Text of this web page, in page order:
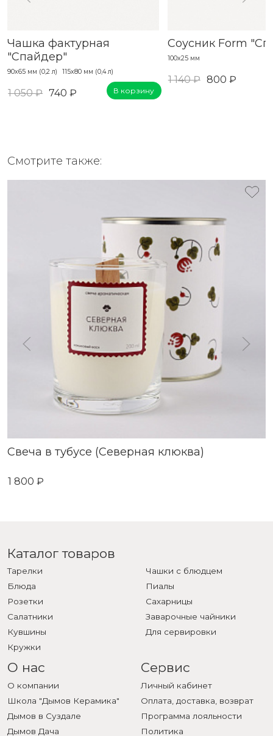
Чашка фактурная
"Спайдер"
90х65 мм (0,2 л) 115х80 мм (0,4 л)
1 050 ₽ 740 ₽ В корзину
Соусник Form
100х25 мм
1 140 ₽ 800 ₽
Смотрите также:
Свеча в тубусе (Северная клюква)
1 800 ₽
Каталог товаров
Тарелки
Блюда
Розетки
Салатники
Кувшины
Кружки
Чашки с блюдцем
Пиалы
Сахарницы
Заварочные чайники
Для сервировки
О нас
О компании
Школа "Дымов Керамика"
Дымов в Суздале
Дымов Дача
Сервис
Личный кабинет
Оплата, доставка, возврат
Программа лояльности
Политика